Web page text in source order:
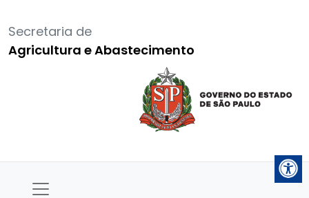
Secretaria de
Agricultura e Abastecimento